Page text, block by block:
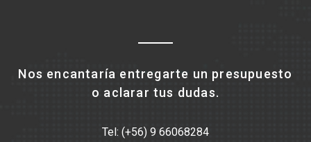
Nos encantaría entregarte un presupuesto
o aclarar tus dudas.
Tel: (+56) 9 66068284